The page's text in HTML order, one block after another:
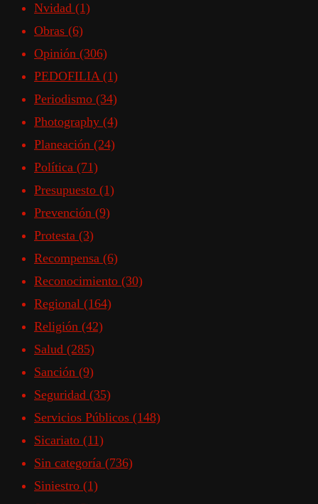
Nvidad (1)
Obras (6)
Opinión (306)
PEDOFILIA (1)
Periodismo (34)
Photography (4)
Planeación (24)
Política (71)
Presupuesto (1)
Prevención (9)
Protesta (3)
Recompensa (6)
Reconocimiento (30)
Regional (164)
Religión (42)
Salud (285)
Sanción (9)
Seguridad (35)
Servicios Públicos (148)
Sicariato (11)
Sin categoría (736)
Siniestro (1)